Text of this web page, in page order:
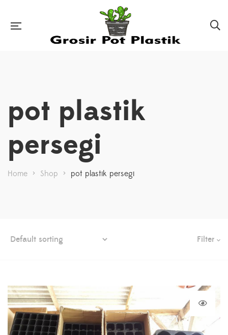
pot plastik
persegi
Home > Shop > pot plastik persegi
Filter